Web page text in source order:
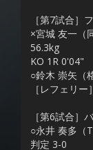
［第7試合］
×宮城 友一（
56.3kg
KO 1R 0'04"
○鈴木 崇矢（
［レフェリ
［第6試合］
○永井 奏多（
判定 3-0